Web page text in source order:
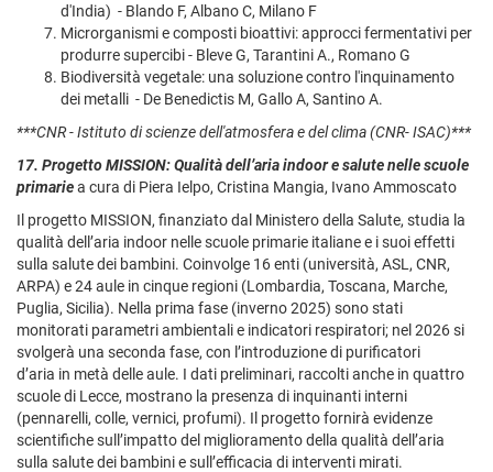
d'India) - Blando F, Albano C, Milano F
Microrganismi e composti bioattivi: approcci fermentativi per
produrre supercibi - Bleve G, Tarantini A., Romano G
Biodiversità vegetale: una soluzione contro l'inquinamento
dei metalli - De Benedictis M, Gallo A, Santino A.
***CNR - Istituto di scienze dell'atmosfera e del clima (CNR- ISAC)***
17. Progetto MISSION: Qualità dell’aria indoor e salute nelle scuole
primariea cura di Piera Ielpo, Cristina Mangia, Ivano Ammoscato
Il progetto MISSION, finanziato dal Ministero della Salute, studia la
qualità dell’aria indoor nelle scuole primarie italiane e i suoi effetti
sulla salute dei bambini. Coinvolge 16 enti (università, ASL, CNR,
ARPA) e 24 aule in cinque regioni (Lombardia, Toscana, Marche,
Puglia, Sicilia). Nella prima fase (inverno 2025) sono stati
monitorati parametri ambientali e indicatori respiratori; nel 2026 si
svolgerà una seconda fase, con l’introduzione di purificatori
d’aria in metà delle aule. I dati preliminari, raccolti anche in quattro
scuole di Lecce, mostrano la presenza di inquinanti interni
(pennarelli, colle, vernici, profumi). Il progetto fornirà evidenze
scientifiche sull’impatto del miglioramento della qualità dell’aria
sulla salute dei bambini e sull’efficacia di interventi mirati.